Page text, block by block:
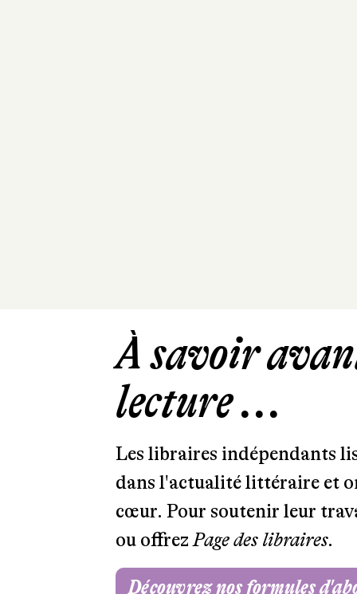
À savoir
lecture ...
Les libraires indépendants
dans l'actualité littéraire et
cœur. Pour soutenir leur
ou offrezPage des libraires.
Découvrez nos formules